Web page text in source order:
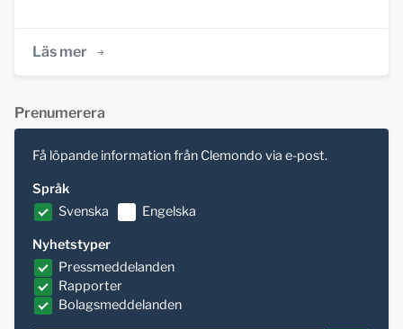
Läs mer
Prenumerera
Få löpande information från Clemondo via e-post.
Språk
Svenska
Engelska
Nyhetstyper
Pressmeddelanden
Rapporter
Bolagsmeddelanden